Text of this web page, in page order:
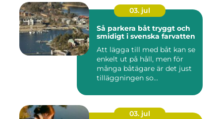
03. jul
Så parkera båt tryggt och
smidigt i svenska farvatten
Att lägga till med båt kan se
enkelt ut på håll, men för
många båtägare är det just
tilläggningen so...
03. jul